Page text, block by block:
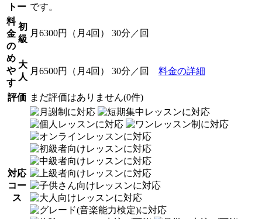
トー です。
料
金
の
め
や
す
初
級
月6300円（月4回） 30分／回
大
人
月6500円（月4回） 30分／回 料金の詳細
評価 まだ評価はありません(0件)
対応
コー
ス